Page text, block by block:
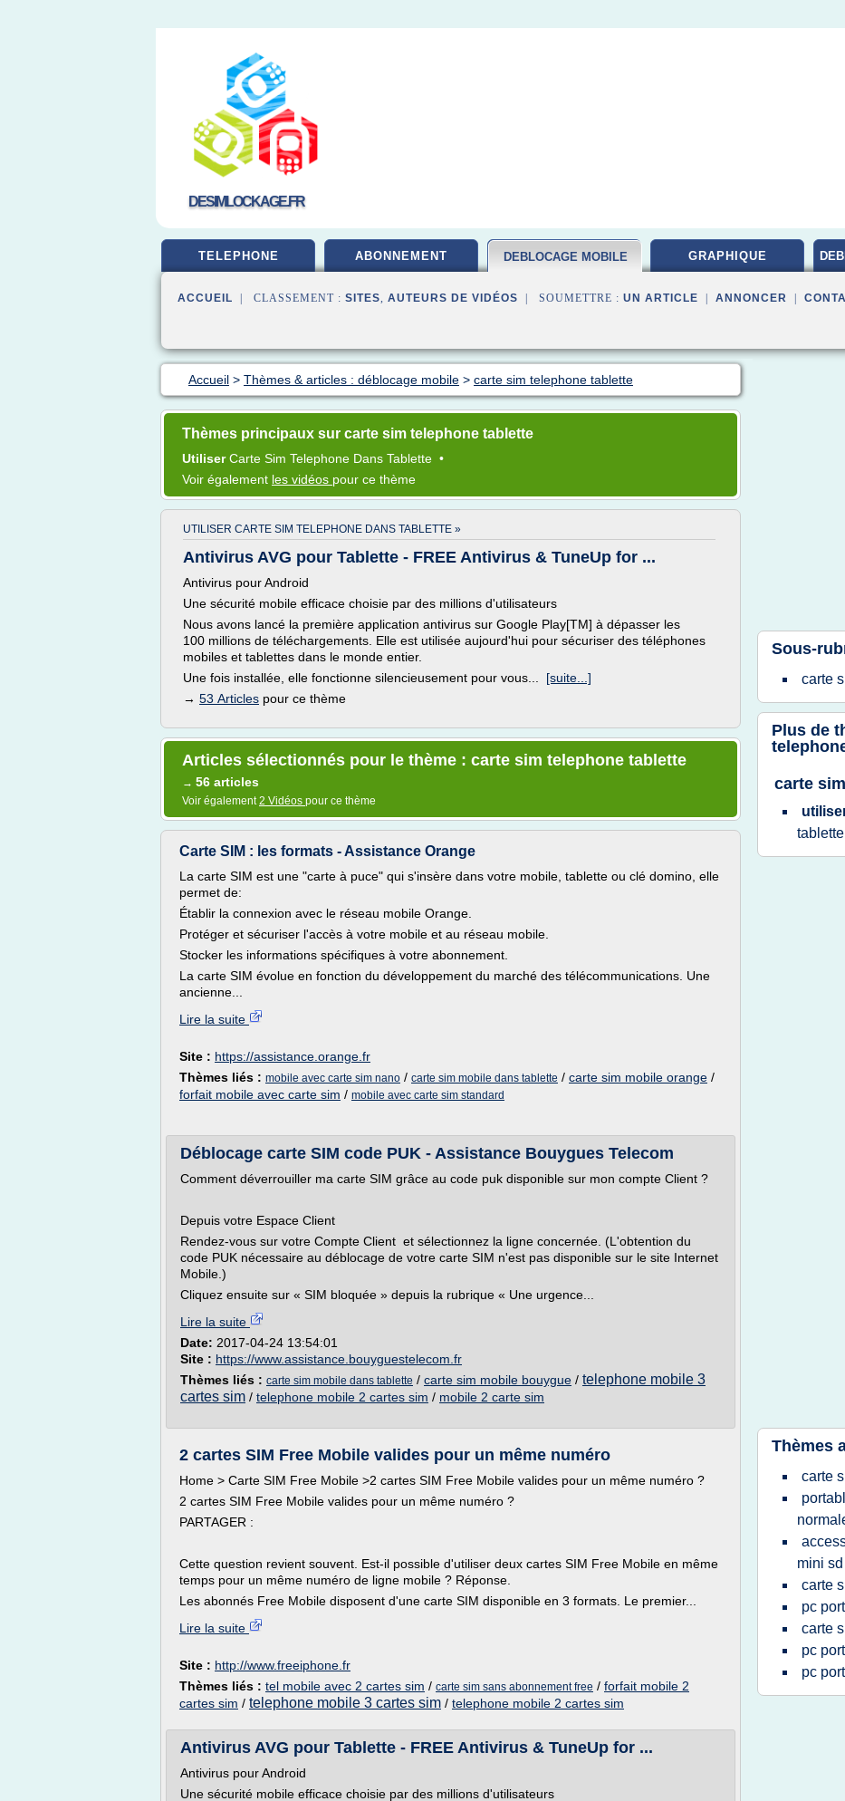
DESIMLOCKAGE.FR
TELEPHONE ABONNEMENT DEBLOCAGE MOBILE GRAPHIQUE
ACCUEIL | CLASSEMENT : SITES, AUTEURS DE VIDÉOS | SOUMETTRE : UN ARTICLE ANNONCER
Accueil > Thèmes & articles : déblocage mobile > carte sim telephone tablette
Thèmes principaux sur carte sim telephone tablette
UtiliserCarte Sim Telephone Dans Tablette •
Voir également les vidéos pour ce thème
UTILISER CARTE SIM TELEPHONE DANS TABLETTE »
Antivirus AVG pour Tablette - FREE Antivirus & TuneUp for ...
Antivirus pour Android
Une sécurité mobile efficace choisie par des millions d'utilisateurs
Nous avons lancé la première application antivirus sur Google Play[TM] à dépasser les
100 millions de téléchargements. Elle est utilisée aujourd'hui pour sécuriser des téléphones
mobiles et tablettes dans le monde entier.
Une fois installée, elle fonctionne silencieusement pour vous... [suite...]
→ 53 Articles pour ce thème
Articles sélectionnés pour le thème : carte sim telephone tablette
→ 56 articles
Voir également2 Vidéos pour ce thème
Carte SIM : les formats - Assistance Orange
La carte SIM est une "carte à puce" qui s'insère dans votre mobile, tablette ou clé domino, elle
permet de:
Établir la connexion avec le réseau mobile Orange.
Protéger et sécuriser l'accès à votre mobile et au réseau mobile.
Stocker les informations spécifiques à votre abonnement.
La carte SIM évolue en fonction du développement du marché des télécommunications. Une
ancienne...
Lire la suite
Site : https://assistance.orange.fr
Thèmes liés : mobile avec carte sim nano / carte sim mobile dans tablette / carte sim mobile orange /
forfait mobile avec carte sim / mobile avec carte sim standard
Déblocage carte SIM code PUK - Assistance Bouygues Telecom
Comment déverrouiller ma carte SIM grâce au code puk disponible sur mon compte Client ?
Depuis votre Espace Client
Rendez-vous sur votre Compte Client et sélectionnez la ligne concernée. (L'obtention du
code PUK nécessaire au déblocage de votre carte SIM n'est pas disponible sur le site Internet
Mobile.)
Cliquez ensuite sur « SIM bloquée » depuis la rubrique « Une urgence...
Lire la suite
Date: 2017-04-24 13:54:01
Site : https://www.assistance.bouyguestelecom.fr
Thèmes liés : carte sim mobile dans tablette / carte sim mobile bouygue / telephone mobile 3
cartes sim / telephone mobile 2 cartes sim / mobile 2 carte sim
2 cartes SIM Free Mobile valides pour un même numéro
Home > Carte SIM Free Mobile >2 cartes SIM Free Mobile valides pour un même numéro ?
2 cartes SIM Free Mobile valides pour un même numéro ?
PARTAGER :
Cette question revient souvent. Est-il possible d'utiliser deux cartes SIM Free Mobile en même
temps pour un même numéro de ligne mobile ? Réponse.
Les abonnés Free Mobile disposent d'une carte SIM disponible en 3 formats. Le premier...
Lire la suite
Site : http://www.freeiphone.fr
Thèmes liés : tel mobile avec 2 cartes sim / carte sim sans abonnement free / forfait mobile 2
cartes sim / telephone mobile 3 cartes sim / telephone mobile 2 cartes sim
Antivirus AVG pour Tablette - FREE Antivirus & TuneUp for ...
Antivirus pour Android
Une sécurité mobile efficace choisie par des millions d'utilisateurs
Sous-
carte
Plus de
carte
tablette
Thèmes
carte
mini sd
carte
pc
carte
pc
pc